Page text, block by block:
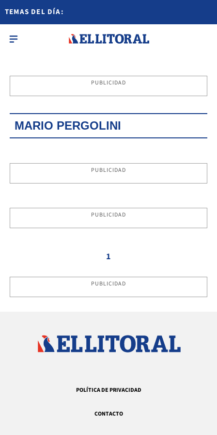
TEMAS DEL DÍA:
PUBLICIDAD
MARIO PERGOLINI
PUBLICIDAD
PUBLICIDAD
1
PUBLICIDAD
POLÍTICA DE PRIVACIDAD
CONTACTO